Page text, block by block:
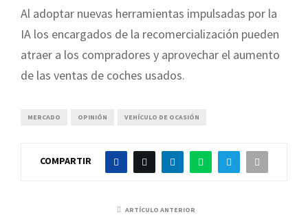
Al adoptar nuevas herramientas impulsadas por la
IA los encargados de la recomercialización pueden
atraer a los compradores y aprovechar el aumento
de las ventas de coches usados.
MERCADO OPINIÓN VEHÍCULO DE OCASIÓN
COMPARTIR
ARTÍCULO ANTERIOR